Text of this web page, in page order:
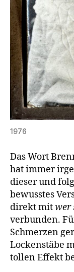
1976
Das Wort
hat immer
dieser und
bewusstes
direkt mitwer
verbunden.
Schmerzen
Lockenstäbe
tollen Effekt